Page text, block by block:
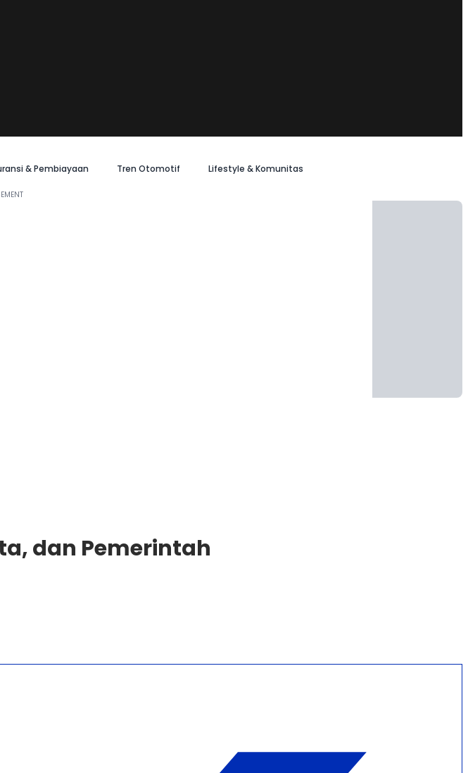
& Pembiayaan Tren Otomotif Lifestyle & Komunitas
dan Pemerintah